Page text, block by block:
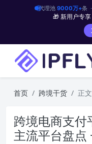
代理池 9000万+条
🎁 新用户专享
首页 跨境干货 正文
跨境电商支
主流平台盘点